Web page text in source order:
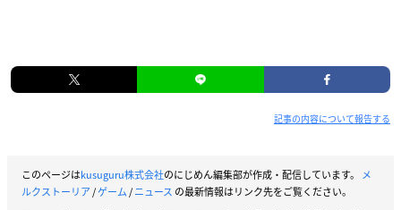
記事の内容について報告する
このページはkusuguru株式会社のにじめん編集部が作成・配信しています。 メ
ルクストーリア/ゲーム/ニュース の最新情報はリンク先をご覧ください。